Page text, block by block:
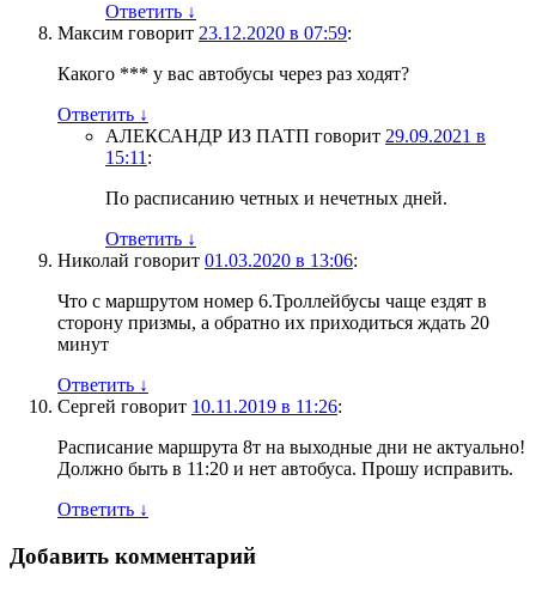
Ответить ↓
Максим говорит 23.12.2020 в 07:59:
Какого *** у вас автобусы через раз ходят?
Ответить ↓
АЛЕКСАНДР ИЗ ПАТП говорит 29.09.2021 в
15:11:
По расписанию четных и нечетных дней.
Ответить ↓
Николай говорит 01.03.2020 в 13:06:
Что с маршрутом номер 6.Троллейбусы чаще ездят в
сторону призмы, а обратно их приходиться ждать 20
минут
Ответить ↓
Сергей говорит 10.11.2019 в 11:26:
Расписание маршрута 8т на выходные дни не актуально!
Должно быть в 11:20 и нет автобуса. Прошу исправить.
Ответить ↓
Добавить комментарий